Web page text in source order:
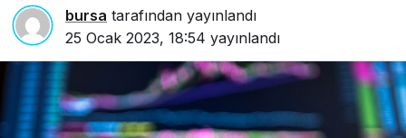
bursa tarafından yayınlandı
25 Ocak 2023, 18:54 yayınlandı